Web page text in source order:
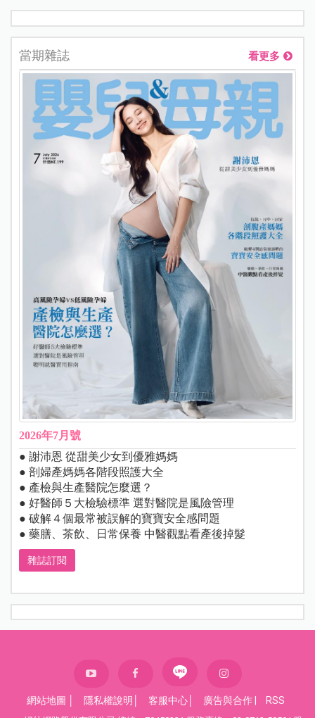
當期雜誌 看更多
2026年7月號
● 謝沛恩 從甜美少女到優雅媽媽
● 剖婦產媽媽各階段照護大全
● 產檢與生產醫院怎麼選？
● 好醫師５大檢驗標準 選對醫院是風險管理
● 破解４個最常被誤解的寶寶安全感問題
● 藥膳、茶飲、日常保養 中醫觀點看產後掉髮
雜誌訂閱
網站地圖 隱私權說明 客服中心 廣告與合作| RSS